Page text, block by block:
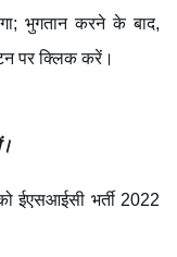
भुगतान करने के बाद,
पर क्लिक करें।
ईएसआईसी भर्ती 2022